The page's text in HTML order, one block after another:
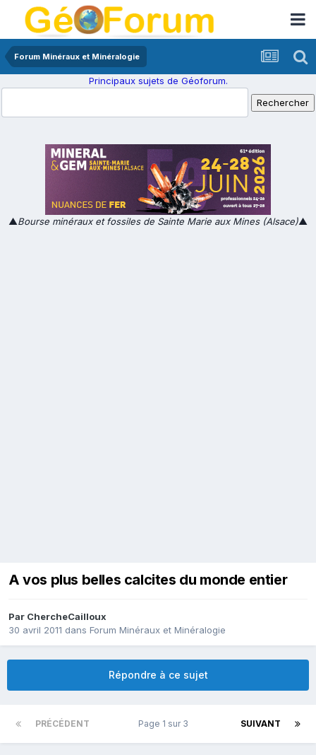
Forum Minéraux et Minéralogie
Principaux sujets de Géoforum.
▲Bourse minéraux et fossiles de Sainte Marie aux Mines (Alsace)▲
A vos plus belles calcites du monde entier
Par ChercheCailloux
30 avril 2011 dans Forum Minéraux et Minéralogie
Répondre à ce sujet
PRÉCÉDENT SUIVANT
Page 1 sur 3